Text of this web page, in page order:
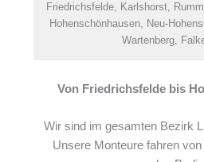
Friedrichsfelde, Karlshorst,
Hohenschönhausen, Neu-
Wartenberg,
Von Friedrichsfelde bis
Wir sind im gesamten Bezirk
Unsere Monteure fahren